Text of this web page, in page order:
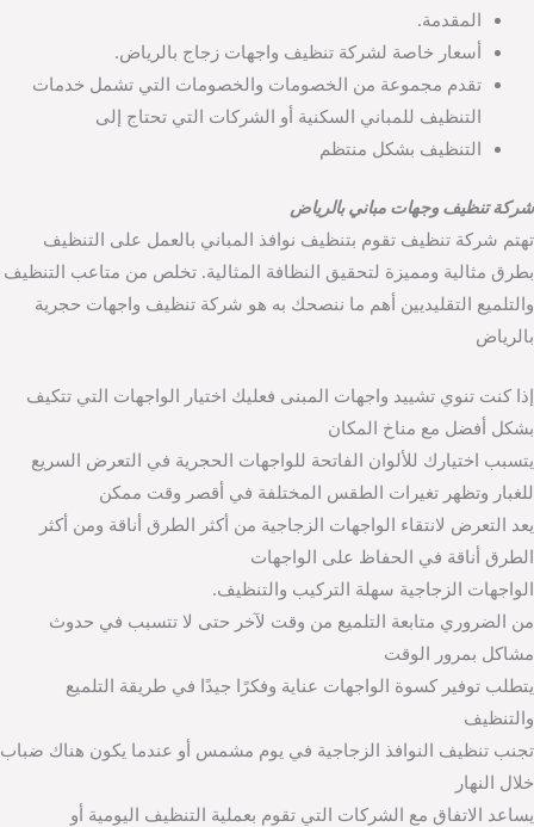
المقدمة.
أسعار خاصة لشركة تنظيف واجهات زجاج بالرياض.
تقدم مجموعة من الخصومات والخصومات التي تشمل خدمات
التنظيف للمباني السكنية أو الشركات التي تحتاج إلى
التنظيف بشكل منتظم
شركة تنظيف وجهات مباني بالرياض
تهتم شركة تنظيف تقوم بتنظيف نوافذ المباني بالعمل على التنظيف
بطرق مثالية ومميزة لتحقيق النظافة المثالية. تخلص من متاعب التنظيف
والتلميع التقليديين أهم ما ننصحك به هو شركة تنظيف واجهات حجرية
بالرياض
إذا كنت تنوي تشييد واجهات المبنى فعليك اختيار الواجهات التي تتكيف
بشكل أفضل مع مناخ المكان
يتسبب اختيارك للألوان الفاتحة للواجهات الحجرية في التعرض السريع
للغبار وتظهر تغيرات الطقس المختلفة في أقصر وقت ممكن
يعد التعرض لانتقاء الواجهات الزجاجية من أكثر الطرق أناقة ومن أكثر
الطرق أناقة في الحفاظ على الواجهات
الواجهات الزجاجية سهلة التركيب والتنظيف.
من الضروري متابعة التلميع من وقت لآخر حتى لا تتسبب في حدوث
مشاكل بمرور الوقت
يتطلب توفير كسوة الواجهات عناية وفكرًا جيدًا في طريقة التلميع
والتنظيف
تجنب تنظيف النوافذ الزجاجية في يوم مشمس أو عندما يكون هناك ضباب
خلال النهار
يساعد الاتفاق مع الشركات التي تقوم بعملية التنظيف اليومية أو